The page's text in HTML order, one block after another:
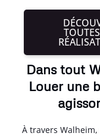
Dans tout
Louer une
À travers